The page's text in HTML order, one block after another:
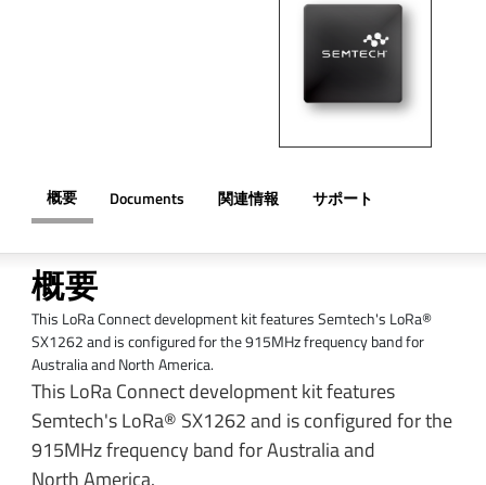
概要 Documents 関連情報 サポート
概要
This LoRa Connect development kit features Semtech's LoRa®
SX1262 and is configured for the 915MHz frequency band for
Australia and North America.
This LoRa Connect development kit features
Semtech's LoRa® SX1262 and is configured for the
915MHz frequency band for Australia and
North America.